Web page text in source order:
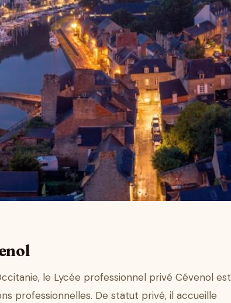
le Lycée professionnel privé Cévenol est
professionnelles. De statut privé, il accueille